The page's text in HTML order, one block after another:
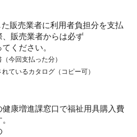
販売業者に利用者負担分を支払
販売業者からは必ず
ください。
今回支払った分）
ているカタログ（コピー可）
康増進課窓口で福祉用具購入費